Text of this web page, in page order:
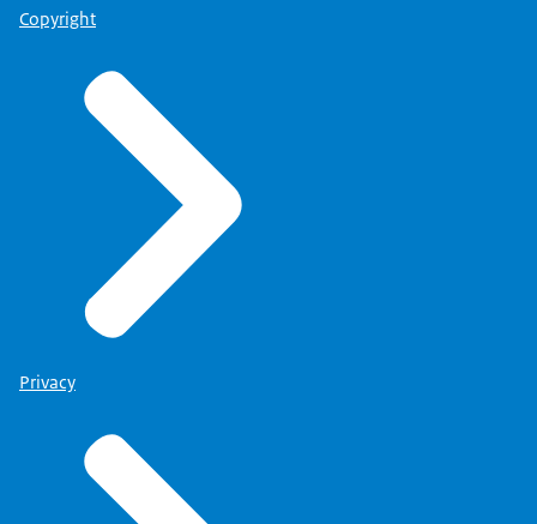
Copyright
Privacy